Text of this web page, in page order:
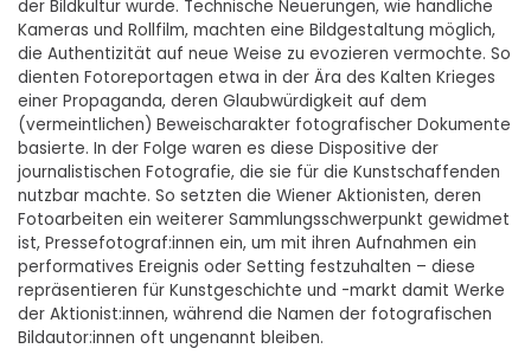
der Bildkultur wurde. Technische Neuerungen, wie handliche
Kameras und Rollfilm, machten eine Bildgestaltung möglich,
die Authentizität auf neue Weise zu evozieren vermochte. So
dienten Fotoreportagen etwa in der Ära des Kalten Krieges
einer Propaganda, deren Glaubwürdigkeit auf dem
(vermeintlichen) Beweischarakter fotografischer Dokumente
basierte. In der Folge waren es diese Dispositive der
journalistischen Fotografie, die sie für die Kunstschaffenden
nutzbar machte. So setzten die Wiener Aktionisten, deren
Fotoarbeiten ein weiterer Sammlungsschwerpunkt gewidmet
ist, Pressefotograf:innen ein, um mit ihren Aufnahmen ein
performatives Ereignis oder Setting festzuhalten – diese
repräsentieren für Kunstgeschichte und -markt damit Werke
der Aktionist:innen, während die Namen der fotografischen
Bildautor:innen oft ungenannt bleiben.